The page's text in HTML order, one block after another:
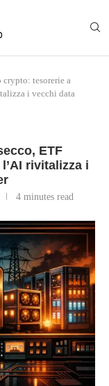
tesorerie a
i vecchi data
ETF
rivitalizza i
4 minutes read